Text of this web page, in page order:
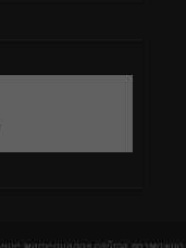
материалов сайта возможно